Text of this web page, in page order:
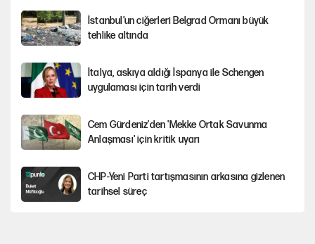
İstanbul’un ciğerleri Belgrad Ormanı büyük
tehlike altında
İtalya, askıya aldığı İspanya ile Schengen
uygulaması için tarih verdi
Cem Gürdeniz'den 'Mekke Ortak Savunma
Anlaşması' için kritik uyarı
CHP-Yeni Parti tartışmasının arkasına gizlenen
tarihsel süreç